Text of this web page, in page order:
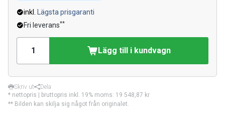
inkl.
Lägsta prisgaranti
Fri leverans**
Lägg till i kundvagn
Skriv ut
Dela
* nettopris | bruttopris inkl. 19% moms: 19 548,87 kr
** Bilden kan skilja sig något från originalet.